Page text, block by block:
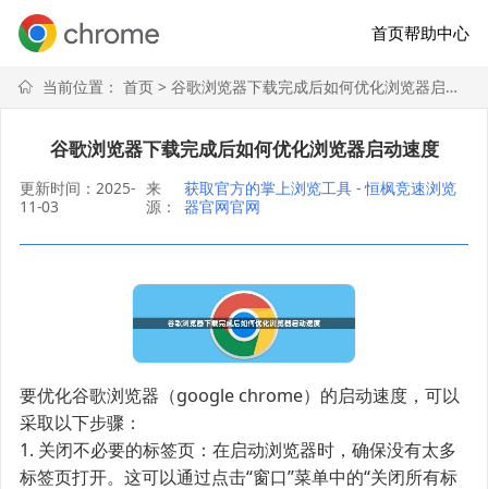
首页帮助中心
当前位置： 首页> 谷歌浏览器下载完成后如何优化浏览器启动速度
谷歌浏览器下载完成后如何优化浏览器启动速度
更新时间：2025-
11-03
来
源：
获取官方的掌上浏览工具 - 恒枫竞速浏览
器官网官网
要优化谷歌浏览器（google chrome）的启动速度，可以
采取以下步骤：
1. 关闭不必要的标签页：在启动浏览器时，确保没有太多
标签页打开。这可以通过点击“窗口”菜单中的“关闭所有标